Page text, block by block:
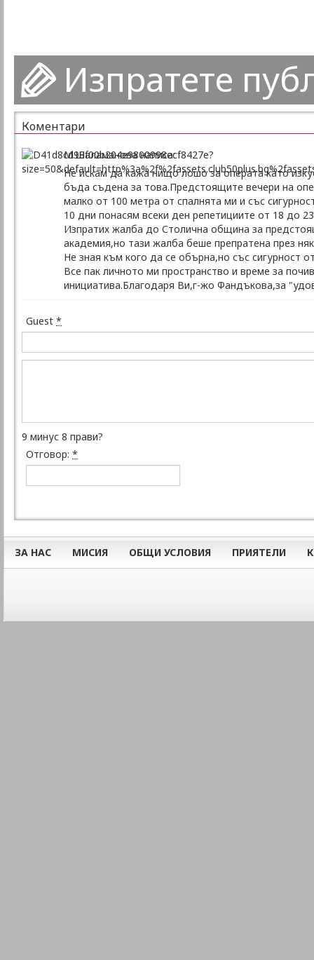
Изпратете
Коментари
М.Шаламанова написа:
Не искам да кажа нищо лошо за операта като
бъда съдена за това.Предстоящите вечери на
малко от 100 метра от спалнята ми и със
10 дни понасям всеки ден репетициите от 18 до
Изпратих жалба до Столична община за
академия,но тази жалба беше препратена през
Не зная към кого да се обърна,но със сигурност
Все пак личното ми пространство и време за
инициатива.Благодаря Ви,г-жо Фандъкова,за
Guest *
9 минус 8 прави?
Отговор: *
ЗА НАС МИСИЯ ОБЩИ УСЛОВИЯ ПРИЯТЕЛИ